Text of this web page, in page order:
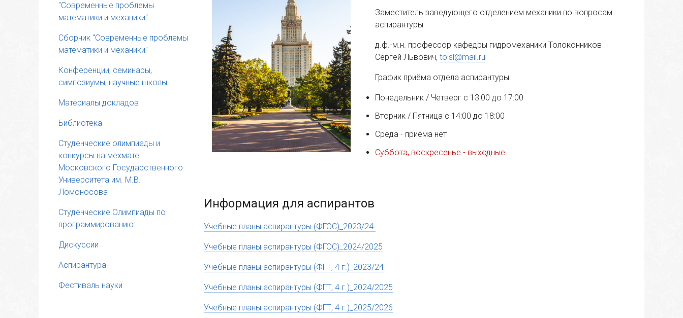
"Современные проблемы
математики и механики"
Сборник "Современные проблемы
математики и механики"
Конференции, семинары,
симпозиумы, научные школы.
Материалы докладов
Библиотека
Cтуденческие олимпиады и
конкурсы на мехмате
Московского Государственного
Университета им. М.В.
Ломоносова
Студенческие Олимпиады по
программированию:
Дискуссии
Аспирантура
Фестиваль науки
Заместитель заведующего отделением механики по вопросам
аспирантуры
д.ф.-м.н. профессор кафедры гидромеханики Толоконников
Сергей Львович,tolsl@mail.ru
График приёма отдела аспирантуры:
Понедельник / Четверг с 13:00 до 17:00
Вторник / Пятница с 14:00 до 18:00
Среда - приёма нет
Суббота, воскресенье - выходные
Информация для аспирантов
Учебные планы аспирантуры (ФГОС)_2023/24
Учебные планы аспирантуры (ФГОС)_2024/2025
Учебные планы аспирантуры (ФГТ, 4 г.)_2023/24
Учебные планы аспирантуры (ФГТ, 4 г.)_2024/2025
Учебные планы аспирантуры (ФГТ, 4 г.)_2025/2026